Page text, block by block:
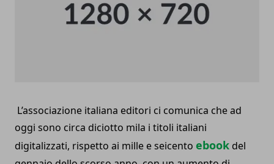
L’associazione italiana editori ci comunica che ad
oggi sono circa diciotto mila i titoli italiani
digitalizzati, rispetto ai mille e seicento ebook del